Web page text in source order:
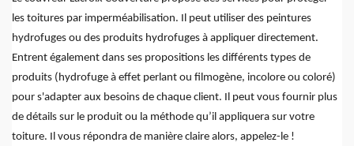
les toitures par imperméabilisation. Il peut utiliser des peintures
hydrofuges ou des produits hydrofuges à appliquer directement.
Entrent également dans ses propositions les différents types de
produits (hydrofuge à effet perlant ou filmogène, incolore ou coloré)
pour s'adapter aux besoins de chaque client. Il peut vous fournir plus
de détails sur le produit ou la méthode qu’il appliquera sur votre
toiture. Il vous répondra de manière claire alors, appelez-le !